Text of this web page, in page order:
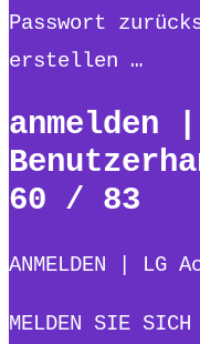
Passwort
erstellen …
anmelden |
60 / 83
ANMELDEN | LG
MELDEN SIE